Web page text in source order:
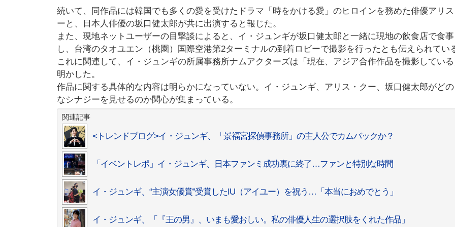
続いて、同作品には韓国でも多くの愛を受けたドラマ「時をかける愛」のヒロインを務めた俳優アリス
ーと、日本人俳優の坂口健太郎が共に出演すると報じた。
また、現地ネットユーザーの目撃談によると、イ・ジュンギが坂口健太郎と一緒に現地の飲食店で食
し、台湾のタオユエン（桃園）国際空港第2ターミナルの到着ロビーで撮影を行ったとも伝えられてい
これに関連して、イ・ジュンギの所属事務所ナムアクターズは「現在、アジア合作作品を撮影している
明かした。
作品に関する具体的な内容は明らかになっていない。イ・ジュンギ、アリス・クー、坂口健太郎がどの
なシナジーを見せるのか関心が集まっている。
関連記事
<トレンドブログ>イ・ジュンギ、「景福宮探偵事務所」の主人公でカムバックか？
「イベントレポ」イ・ジュンギ、日本ファンミ成功裏に終了…ファンと特別な時間
イ・ジュンギ、“主演女優賞”受賞したIU（アイユー）を祝う…「本当におめでとう」
イ・ジュンギ、「『王の男』、いまも愛おしい。私の俳優人生の選択肢をくれた作品」